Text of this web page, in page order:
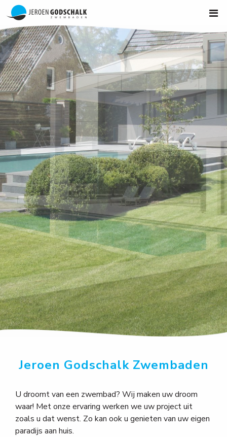
Jeroen Godschalk Zwembaden
U droomt van een zwembad? Wij maken uw droom
waar! Met onze ervaring werken we uw project uit
zoals u dat wenst. Zo kan ook u genieten van uw eigen
paradijs aan huis.